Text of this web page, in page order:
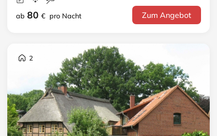
ab 80 € pro Nacht Zum Angebot
2